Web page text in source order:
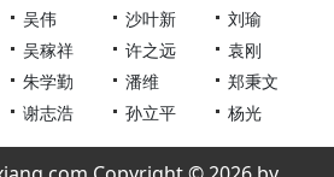
吴伟 沙叶新
刘瑜
吴稼祥 许之远
袁刚
朱学勤 潘维
郑秉文
谢志浩 孙立平 杨光